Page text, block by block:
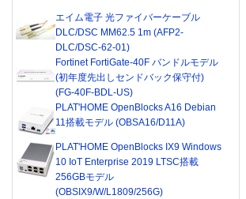
エイム電子 光ファイバーケーブル
DLC/DSC MM62.5 1m (AFP2-
DLC/DSC-62-01)
Fortinet FortiGate-40F バンドルモデル
(初年度先出しセンドバック保守付)
(FG-40F-BDL-US)
PLAT'HOME OpenBlocks A16 Debian
11搭載モデル (OBSA16/D11A)
PLAT'HOME OpenBlocks IX9 Windows
10 IoT Enterprise 2019 LTSC搭載
256GBモデル
(OBSIX9/W/L1809/256G)